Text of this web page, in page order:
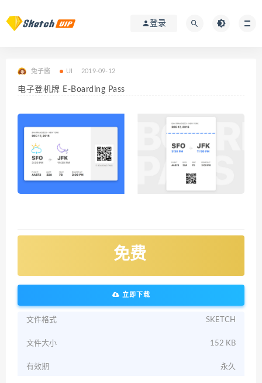
登录
兔子酱 UI 2019-09-12
电子登机牌 E-Boarding Pass
免费
立即下载
文件格式 SKETCH
文件大小 152 KB
有效期 永久